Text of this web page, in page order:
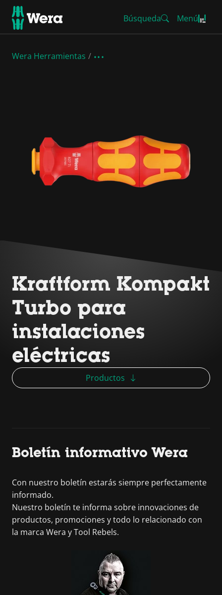
Búsqueda Menú
Wera Herramientas
Kraftform Kompakt
Turbo para
instalaciones
eléctricas
Productos
Boletín informativo Wera
Con nuestro boletín estarás siempre perfectamente
informado.
Nuestro boletín te informa sobre innovaciones de
productos, promociones y todo lo relacionado con
la marca Wera y Tool Rebels.